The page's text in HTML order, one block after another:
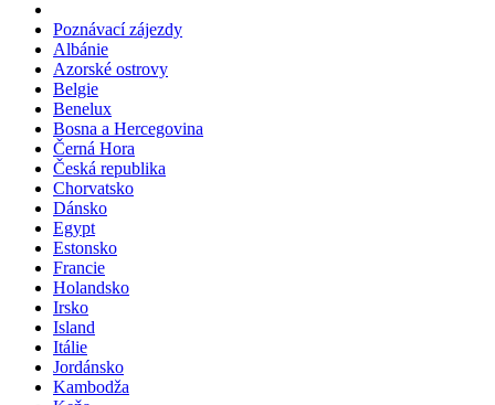
Poznávací zájezdy
Albánie
Azorské ostrovy
Belgie
Benelux
Bosna a Hercegovina
Černá Hora
Česká republika
Chorvatsko
Dánsko
Egypt
Estonsko
Francie
Holandsko
Irsko
Island
Itálie
Jordánsko
Kambodža